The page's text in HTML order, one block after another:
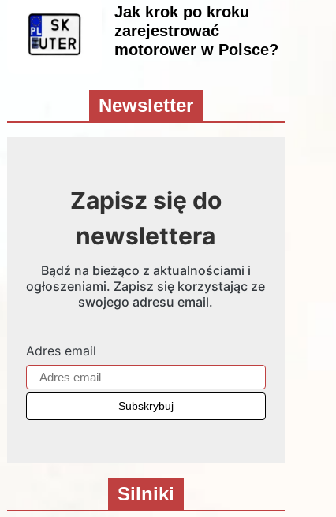
Jak krok po kroku
zarejestrować
motorower w Polsce?
Newsletter
Zapisz się do
newslettera
Bądź na bieżąco z aktualnościami i
ogłoszeniami. Zapisz się korzystając ze
swojego adresu email.
Adres email
Silniki